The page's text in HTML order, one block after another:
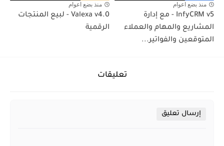
منذ بضع اعوام
InfyCRM v5 - مع إدارة
المشاريع والمهام والعملاء
المتوقعين والفواتير...
منذ بضع اعوام
Valexa v4.0 - لبيع المنتجات
الرقمية
تعليقات
إرسال تعليق